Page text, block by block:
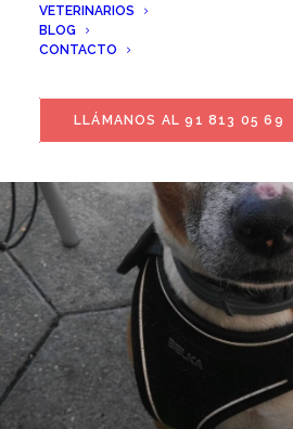
VETERINARIOS
BLOG
CONTACTO
LLÁMANOS AL 91 813 05 69